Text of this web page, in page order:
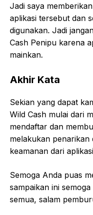
Jadi saya
aplikasi tersebut dan
digunakan. Jadi
Cash Penipu karena
mainkan.
Akhir Kata
Sekian yang dapat
Wild Cash mulai dari
mendaftar dan
melakukan
keamanan dari
Semoga Anda puas
sampaikan ini
semua, salam